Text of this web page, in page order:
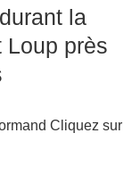
la
Loup près
Cliquez sur